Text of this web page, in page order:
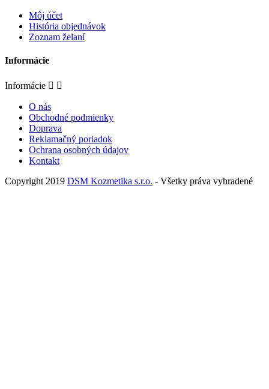
Môj účet
História objednávok
Zoznam želaní
Informácie
Informácie  
O nás
Obchodné podmienky
Doprava
Reklamačný poriadok
Ochrana osobných údajov
Kontakt
Copyright 2019 DSM Kozmetika s.r.o. - Všetky práva vyhradené